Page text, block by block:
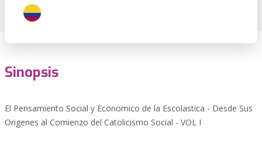
Sinopsis
El Pensamiento Social y Economico de la Escolastica - Desde Sus
Origenes al Comienzo del Catolicismo Social - VOL I